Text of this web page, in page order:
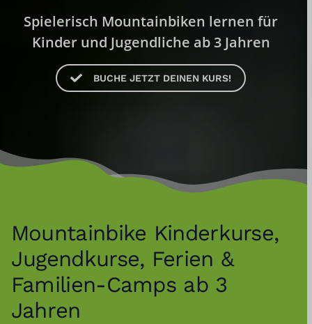
Spielerisch Mountainbiken lernen für
Kinder und Jugendliche ab 3 Jahren
BUCHE JETZT DEINEN KURS!
Mountainbike Kinderkurse,
Jugendkurse, Ferien &
Familien-Camps ab 3
Jahren